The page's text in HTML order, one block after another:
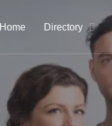
Home Directory